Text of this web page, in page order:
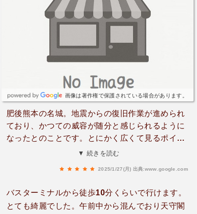
画像は著作権で保護されている場合があります。
肥後熊本の名城。地震からの復旧作業が進められ
ており、かつての威容が随分と感じられるように
なったとのことです。とにかく広くて見るポイン
トがたくさんあるので、時間が合えばガイドツア
寧かつ面白おかしく解説していただけます。石積
の崩落の修復など気が遠くなるような作業を続け
られている方々に心より敬意を表したいと思いま
▼ 続きを読む
2025/1/27(月) 出典:www.google.com
バスターミナルから徒歩10分くらいで行けます。
とても綺麗でした。午前中から混んでおり天守閣